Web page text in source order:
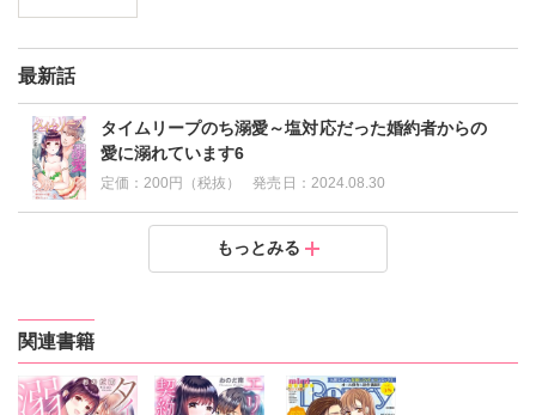
最新話
タイムリープのち溺愛～塩対応だった婚約者からの
愛に溺れています6
定価： 200円（税抜） 発売日： 2024.08.30
タイムリープのち溺愛～塩対応だった婚約者からの愛
タイムリープのち溺愛～塩対応だった婚約者からの愛
タイムリープのち溺愛～塩対応だった婚約者からの愛
タイムリープのち溺愛～塩対応だった婚約者からの愛
タイムリープのち溺愛～塩対応だった婚約者からの愛
に溺れています【電子限定特典付き】1
もっとみる
関連書籍